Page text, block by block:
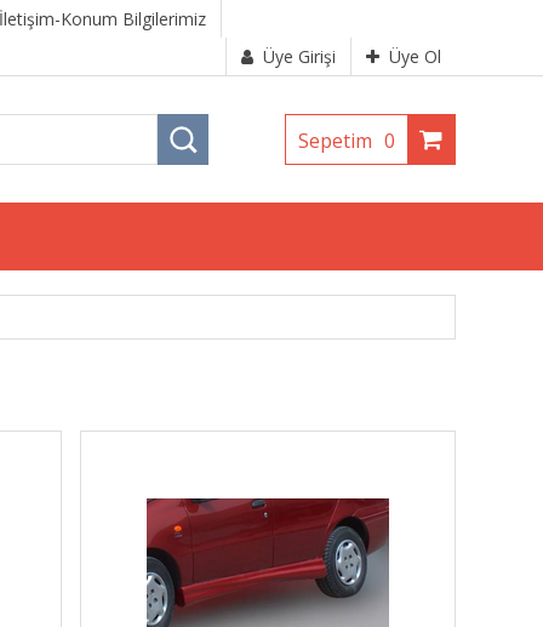
İletişim-Konum Bilgilerimiz
Üye Girişi
Üye Ol
Sepetim 0